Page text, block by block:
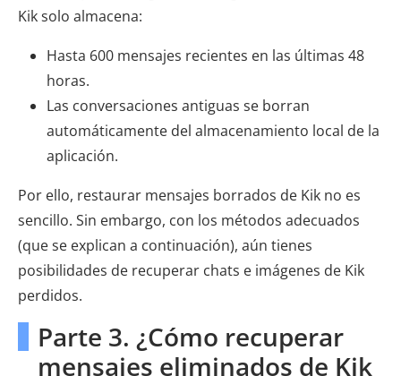
Kik solo almacena:
Hasta 600 mensajes recientes en las últimas 48
horas.
Las conversaciones antiguas se borran
automáticamente del almacenamiento local de la
aplicación.
Por ello, restaurar mensajes borrados de Kik no es
sencillo. Sin embargo, con los métodos adecuados
(que se explican a continuación), aún tienes
posibilidades de recuperar chats e imágenes de Kik
perdidos.
Parte 3. ¿Cómo recuperar
mensajes eliminados de Kik